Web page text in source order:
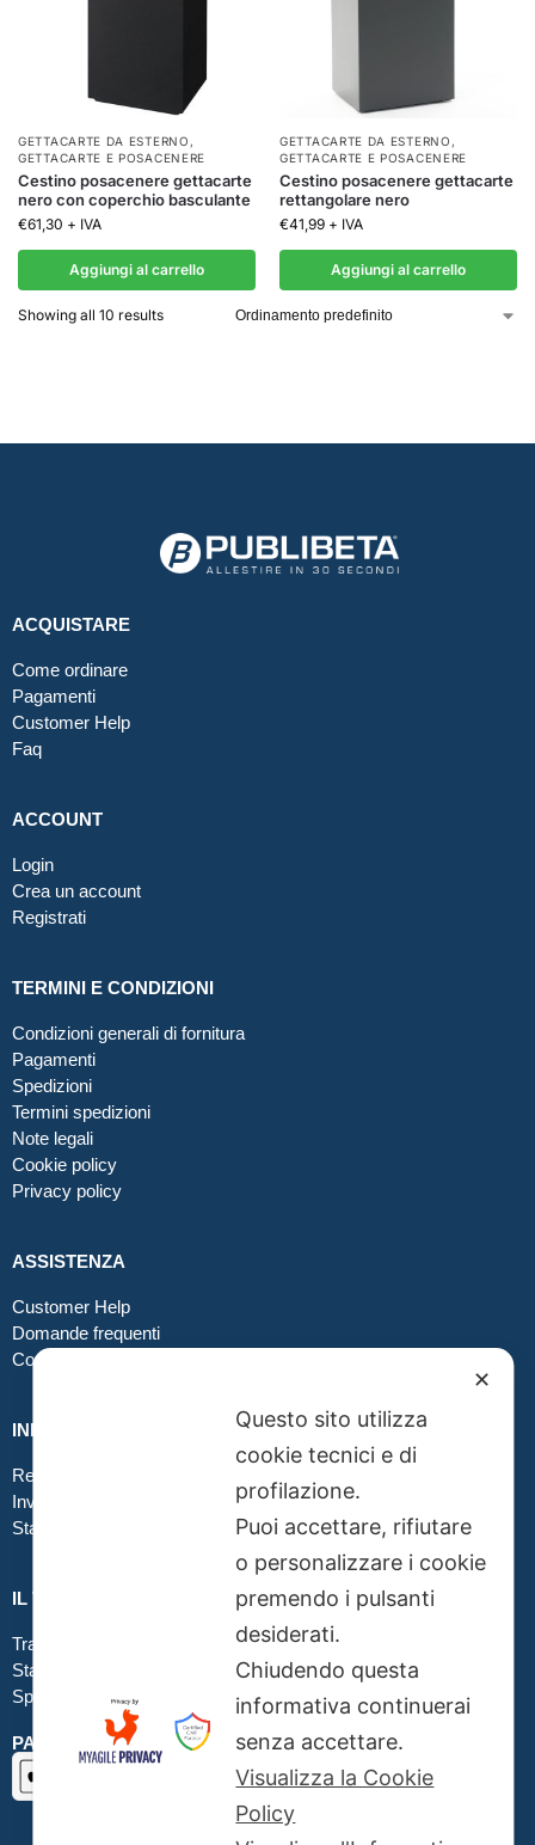
GETTACARTE DA ESTERNO ,
GETTACARTE E POSACENERE
Cestino posacenere gettacarte
nero con coperchio basculante
€61,30 + IVA
Aggiungi al carrello
GETTACARTE DA ESTERNO ,
GETTACARTE E POSACENERE
Cestino posacenere gettacarte
rettangolare nero
€41,99 + IVA
Aggiungi al carrello
Showing all 10 results
ACQUISTARE
Come ordinare
Pagamenti
Customer Help
Faq
ACCOUNT
Login
Crea un account
Registrati
TERMINI E CONDIZIONI
Condizioni generali di fornitura
Pagamenti
Spedizioni
Termini spedizioni
Note legali
Cookie policy
Privacy policy
ASSISTENZA
Customer Help
Domande frequenti
Contatti
INFO GRAFICA
Realizzare file corretti
Inviare file grafici
Stampa in tessuto
IL TUO ORDINE
Traccia la tua spedizione
Stato del tuo ordine
Spedizioni
PAGAMENTI SICURI SSL
✕
Questo sito utilizza
cookie tecnici e di
profilazione.
Puoi accettare, rifiutare
o personalizzare i cookie
premendo i pulsanti
desiderati.
Chiudendo questa
informativa continuerai
senza accettare.
Visualizza la Cookie
Policy